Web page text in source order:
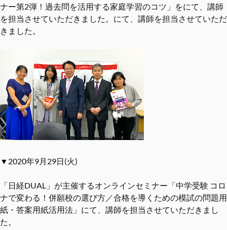
ナー第2弾！過去問を活⽤する家庭学習のコツ」をにて、講師
を担当させていただきました。にて、講師を担当させていただ
きました。
▼2020年9月29日(火)
「日経DUAL」が主催するオンラインセミナー「中学受験 コロ
ナで変わる！併願校の選び⽅／合格を導くための模試の問題⽤
紙・答案⽤紙活⽤法」にて、講師を担当させていただきまし
た。